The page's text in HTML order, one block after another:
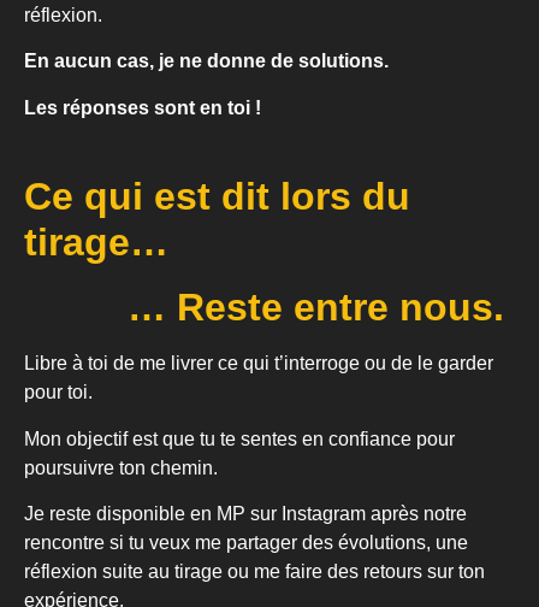
réflexion.
En aucun cas, je ne donne de solutions.
Les réponses sont en toi !
Ce qui est dit lors du
tirage…
… Reste entre nous. ​
Libre à toi de me livrer ce qui t’interroge ou de le garder
pour toi.
Mon objectif est que tu te sentes en confiance pour
poursuivre ton chemin.
Je reste disponible en MP sur Instagram après notre
rencontre si tu veux me partager des évolutions, une
réflexion suite au tirage ou me faire des retours sur ton
expérience.